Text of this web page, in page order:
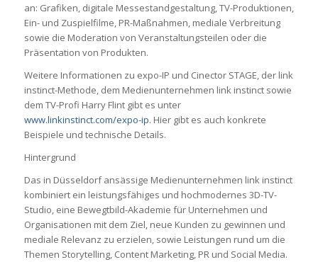
an: Grafiken, digitale Messestandgestaltung, TV-Produktionen,
Ein- und Zuspielfilme, PR-Maßnahmen, mediale Verbreitung
sowie die Moderation von Veranstaltungsteilen oder die
Präsentation von Produkten.
Weitere Informationen zu expo-IP und Cinector STAGE, der link
instinct-Methode, dem Medienunternehmen link instinct sowie
dem TV-Profi Harry Flint gibt es unter
www.linkinstinct.com/expo-ip. Hier gibt es auch konkrete
Beispiele und technische Details.
Hintergrund
Das in Düsseldorf ansässige Medienunternehmen link instinct
kombiniert ein leistungsfähiges und hochmodernes 3D-TV-
Studio, eine Bewegtbild-Akademie für Unternehmen und
Organisationen mit dem Ziel, neue Kunden zu gewinnen und
mediale Relevanz zu erzielen, sowie Leistungen rund um die
Themen Storytelling, Content Marketing, PR und Social Media.